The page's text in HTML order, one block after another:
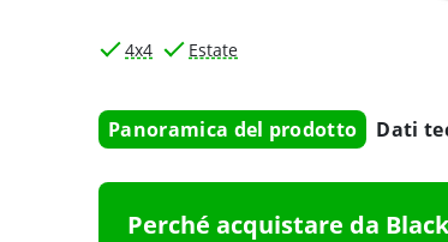
4x4 Estate
Panoramica del prodotto Dati
Perché acquistare da